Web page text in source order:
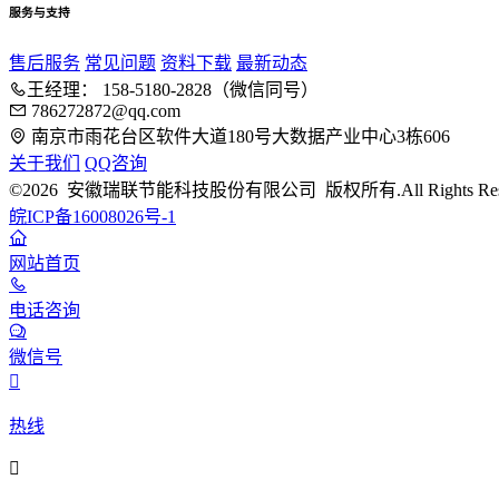
服务与支持
售后服务 常见问题 资料下载 最新动态
王经理： 158-5180-2828（微信同号）
786272872@qq.com
南京市雨花台区软件大道180号大数据产业中心3栋606
关于我们
QQ咨询
©2026 安徽瑞联节能科技股份有限公司 版权所有.All Rights
皖ICP备16008026号-1
网站首页
电话咨询
微信号

热线
